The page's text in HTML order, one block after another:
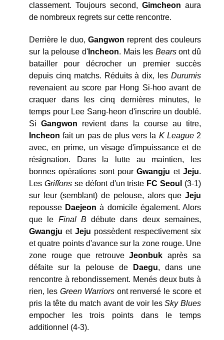
classement. Toujours second, Gimcheon aura
de nombreux regrets sur cette rencontre.
Derrière le duo, Gangwon reprent des couleurs
sur la pelouse d'Incheon. Mais les Bearsont dû
batailler pour décrocher un premier succès
depuis cinq matchs. Réduits à dix, les Durumis
revenaient au score par Hong Si-hoo avant de
craquer dans les cinq dernières minutes, le
temps pour Lee Sang-heon d'inscrire un doublé.
SiGangwon revient dans la course au titre,
Incheon fait un pas de plus vers la K League 2
avec, en prime, un visage d'impuissance et de
résignation. Dans la lutte au maintien, les
bonnes opérations sont pourGwangju etJeju.
Les Griffonsse défont d'un triste FC Seoul (3-1)
sur leur (semblant) de pelouse, alors que Jeju
repousse Daejeon à domicile également. Alors
que le Final B débute dans deux semaines,
Gwangju et Jeju possèdent respectivement six
et quatre points d'avance sur la zone rouge. Une
zone rouge que retrouveJeonbuk après sa
défaite sur la pelouse de
Daegu, dans une
rencontre à rebondissement. Menés deux buts à
rien, les Green Warriorsont renversé le score et
pris la tête du match avant de voir lesSky Blues
empocher les trois points dans le temps
additionnel (4-3).